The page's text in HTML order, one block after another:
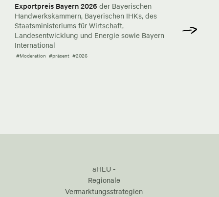
Exportpreis Bayern 2026 der Bayerischen
Handwerkskammern, Bayerischen IHKs, des
Staatsministeriums für Wirtschaft,
Landesentwicklung und Energie sowie Bayern
International
#Moderation #präsent #2026
aHEU -
Regionale
Vermarktungsstrategien